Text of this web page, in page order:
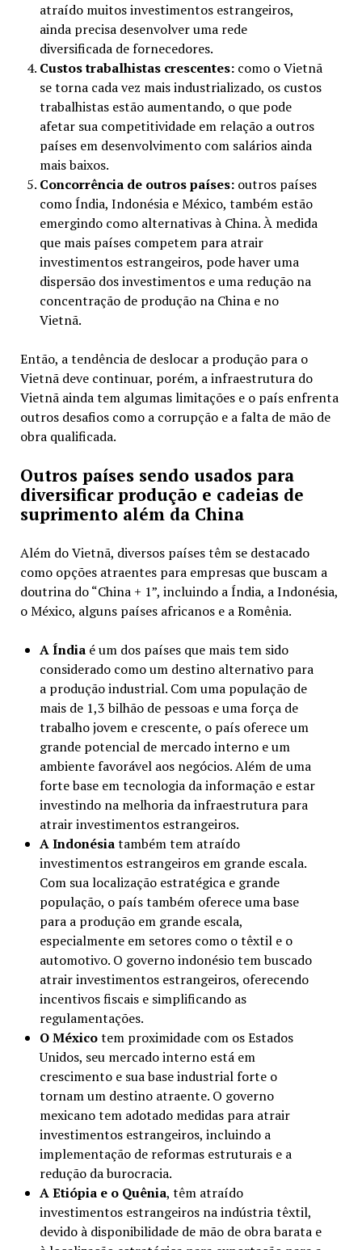
atraído muitos investimentos estrangeiros,
ainda precisa desenvolver uma rede
diversificada de fornecedores.
Custos trabalhistas crescentes:como o Vietnã
se torna cada vez mais industrializado, os custos
trabalhistas estão aumentando, o que pode
afetar sua competitividade em relação a outros
países em desenvolvimento com salários ainda
mais baixos.
Concorrência de outros países:outros países
como Índia, Indonésia e México, também estão
emergindo como alternativas à China. À medida
que mais países competem para atrair
investimentos estrangeiros, pode haver uma
dispersão dos investimentos e uma redução na
concentração de produção na China e no
Vietnã.
Então, a tendência de deslocar a produção para o
Vietnã deve continuar, porém, a infraestrutura do
Vietnã ainda tem algumas limitações e o país enfrenta
outros desafios como a corrupção e a falta de mão de
obra qualificada.
Outros países sendo usados para
diversificar produção e cadeias de
suprimento além da China
Além do Vietnã, diversos países têm se destacado
como opções atraentes para empresas que buscam a
doutrina do “China + 1”, incluindo a Índia, a Indonésia,
o México, alguns países africanos e a Romênia.
A Índiaé um dos países que mais tem sido
considerado como um destino alternativo para
a produção industrial. Com uma população de
mais de 1,3 bilhão de pessoas e uma força de
trabalho jovem e crescente, o país oferece um
grande potencial de mercado interno e um
ambiente favorável aos negócios. Além de uma
forte base em tecnologia da informação e estar
investindo na melhoria da infraestrutura para
atrair investimentos estrangeiros.
A Indonésiatambém tem atraído
investimentos estrangeiros em grande escala.
Com sua localização estratégica e grande
população, o país também oferece uma base
para a produção em grande escala,
especialmente em setores como o têxtil e o
automotivo. O governo indonésio tem buscado
atrair investimentos estrangeiros, oferecendo
incentivos fiscais e simplificando as
regulamentações.
O Méxicotem proximidade com os Estados
Unidos, seu mercado interno está em
crescimento e sua base industrial forte o
tornam um destino atraente. O governo
mexicano tem adotado medidas para atrair
investimentos estrangeiros, incluindo a
implementação de reformas estruturais e a
redução da burocracia.
A Etiópia e o Quênia, têm atraído
investimentos estrangeiros na indústria têxtil,
devido à disponibilidade de mão de obra barata e